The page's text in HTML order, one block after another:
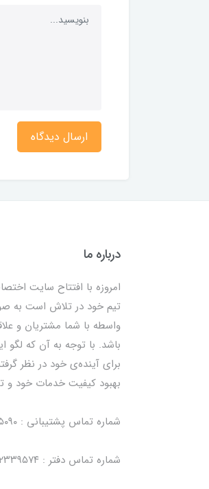
ارسال دیدگاه
درباره ما
امروزه با افتتاح سایت
تیم خود در تلاش است به
واسطه با شما مشتریان و
باشد. با توجه به آن که لگو
برای آینده‌ی خود در نظر
بهبود کیفیت خدمات خود
شماره تماس پشتیبانی : ۰۹۱۹۶۱۲۵۰۹۰
شماره تماس دفتر : ۲۲۳۳۹۵۷۴-۰۲۱